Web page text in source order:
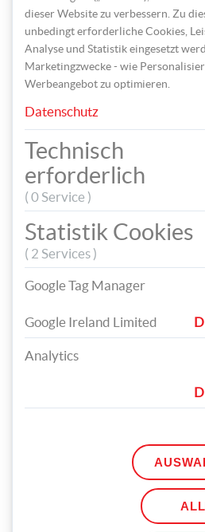
Zum Schluss stecht ihr auf der Seite
die Maske, fädelt den elastischen
diesen.
dieser Website zu verbessern. Zu
unbedingt erforderliche Cookies,
Analyse und Statistik eingesetzt
Marketingzwecke - wie
Werbeangebot zu optimieren.
Datenschutz
Technisch
erforderlich
( 0 Service )
Statistik Cookies
( 2 Services )
Google Tag Manager
Google Ireland Limited
Analytics